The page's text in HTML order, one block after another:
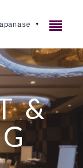
ノ
&